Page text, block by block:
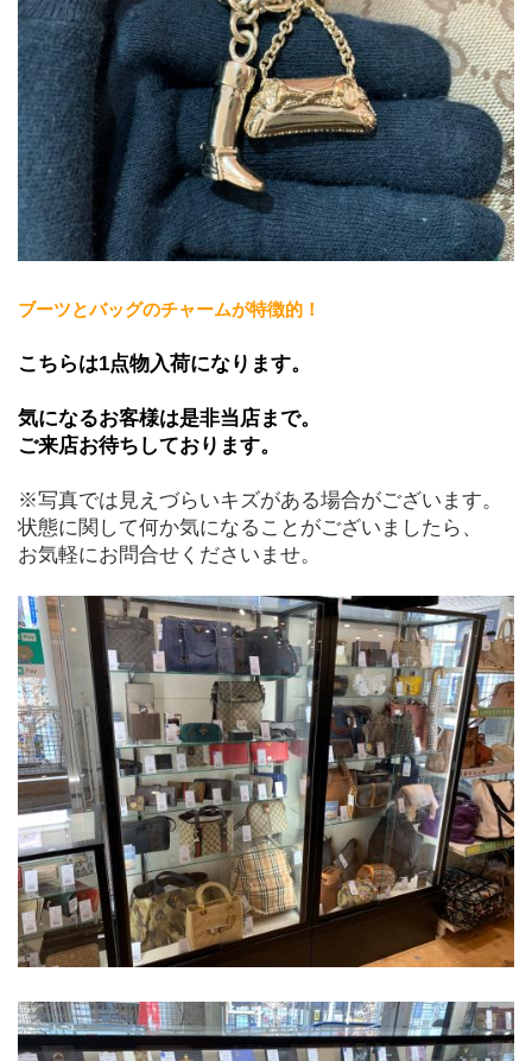
ブーツとバッグのチャームが特徴的！
こちらは1点物入荷になります。
気になるお客様は是非当店まで。
ご来店お待ちしております。
※写真では見えづらいキズがある場合がございます。
状態に関して何か気になることがございましたら、
お気軽にお問合せくださいませ。